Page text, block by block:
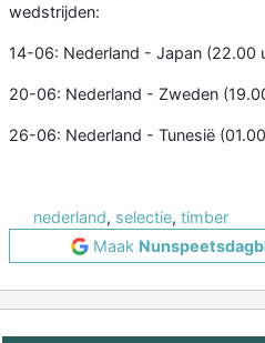
wedstrijden:
14-06: Nederland - Japan (22.00
20-06: Nederland - Zweden
26-06: Nederland - Tunesië
nederland, selectie, timber
Maak